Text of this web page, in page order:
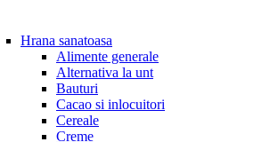
Hrana sanatoasa
Alimente generale
Alternativa la unt
Bauturi
Cacao si inlocuitori
Cereale
Creme